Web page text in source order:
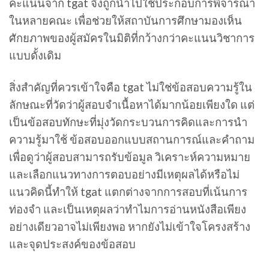
คะแนนจาก tgat จึงถูกนำไปใช้ประกอบการพิจารณา
ในหลายคณะ เพื่อช่วยให้สถาบันการศึกษามองเห็น
ศักยภาพของผู้สมัครในมิติที่กว้างกว่าคะแนนวิชาการ
แบบดั้งเดิม
สิ่งสำคัญที่ควรเข้าใจคือ tgat ไม่ใช่ข้อสอบความรู้ใน
ลักษณะที่วัดว่าผู้สอบจำเนื้อหาได้มากน้อยเพียงใด แต่
เป็นข้อสอบทักษะที่มุ่งวัดกระบวนการคิดและการนำ
ความรู้มาใช้ ข้อสอบออกแบบสถานการณ์และคำถาม
เพื่อดูว่าผู้สอบสามารถรับข้อมูล วิเคราะห์ความหมาย
และเลือกแนวทางการตอบอย่างมีเหตุผลได้หรือไม่
แนวคิดนี้ทำให้ tgat แตกต่างจากการสอบที่เน้นการ
ท่องจำ และเป็นเหตุผลว่าทำไมการอ่านหนังสือเพียง
อย่างเดียวอาจไม่เพียงพอ หากยังไม่เข้าใจโครงสร้าง
และจุดประสงค์ของข้อสอบ